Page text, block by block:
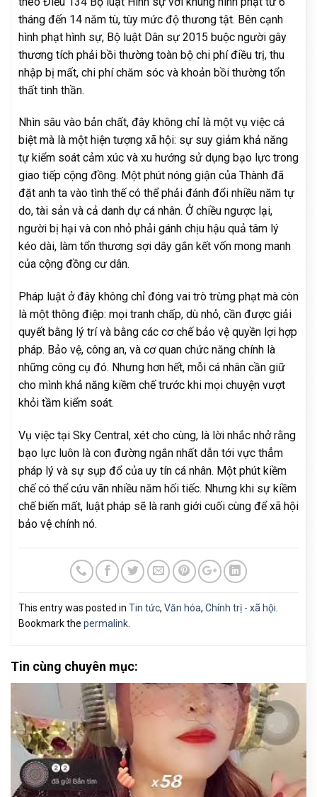
tháng đến 14 năm tù, tùy mức độ thương tật. Bên cạnh
hình phạt hình sự, Bộ luật Dân sự 2015 buộc người gây
thương tích phải bồi thường toàn bộ chi phí điều trị, thu
nhập bị mất, chi phí chăm sóc và khoản bồi thường tổn
thất tinh thần.
Nhìn sâu vào bản chất, đây không chỉ là một vụ việc cá
biệt mà là một hiện tượng xã hội: sự suy giảm khả năng
tự kiểm soát cảm xúc và xu hướng sử dụng bạo lực trong
giao tiếp cộng đồng. Một phút nóng giận của Thành đã
đặt anh ta vào tình thế có thể phải đánh đổi nhiều năm tự
do, tài sản và cả danh dự cá nhân. Ở chiều ngược lại,
người bị hại và con nhỏ phải gánh chịu hậu quả tâm lý
kéo dài, làm tổn thương sợi dây gắn kết vốn mong manh
của cộng đồng cư dân.
Pháp luật ở đây không chỉ đóng vai trò trừng phạt mà còn
là một thông điệp: mọi tranh chấp, dù nhỏ, cần được giải
quyết bằng lý trí và bằng các cơ chế bảo vệ quyền lợi hợp
pháp. Bảo vệ, công an, và cơ quan chức năng chính là
những công cụ đó. Nhưng hơn hết, mỗi cá nhân cần giữ
cho mình khả năng kiềm chế trước khi mọi chuyện vượt
khỏi tầm kiểm soát.
Vụ việc tại Sky Central, xét cho cùng, là lời nhắc nhở rằng
bạo lực luôn là con đường ngắn nhất dẫn tới vực thẳm
pháp lý và sự sụp đổ của uy tín cá nhân. Một phút kiềm
chế có thể cứu vãn nhiều năm hối tiếc. Nhưng khi sự kiềm
chế biến mất, luật pháp sẽ là ranh giới cuối cùng để xã hội
bảo vệ chính nó.
This entry was posted in Tin tức, Văn hóa, Chính trị - xã hội
Bookmark the permalink
Tin cùng chuyên mục: